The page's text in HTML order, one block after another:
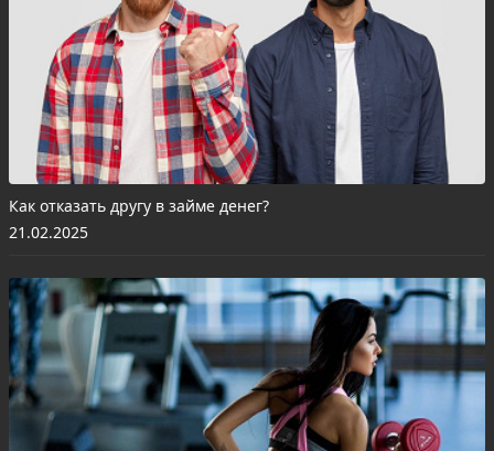
Как отказать другу в займе денег?
21.02.2025